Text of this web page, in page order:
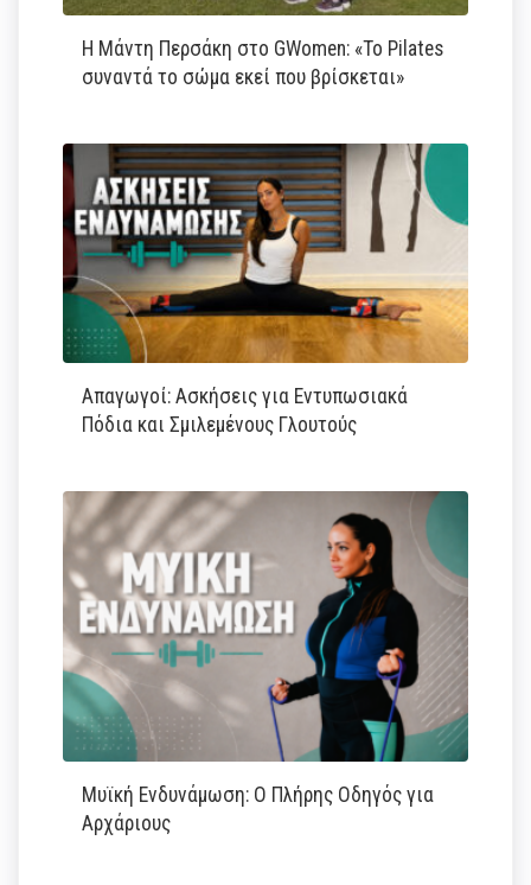
Η Μάντη Περσάκη στο GWomen: «Το Pilates
συναντά το σώμα εκεί που βρίσκεται»
Απαγωγοί: Ασκήσεις για Εντυπωσιακά
Πόδια και Σμιλεμένους Γλουτούς
Μυϊκή Ενδυνάμωση: Ο Πλήρης Οδηγός για
Αρχάριους